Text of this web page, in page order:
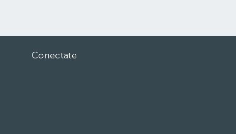
Conectate